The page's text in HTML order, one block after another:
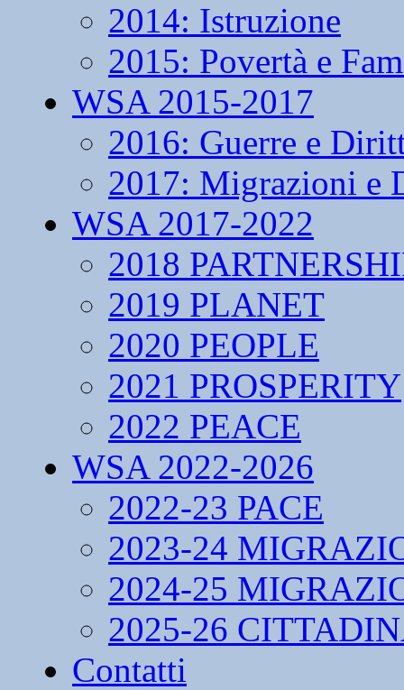
2014: Istruzione
2015: Povertà e
WSA 2015-2017
2016: Guerre e
2017: Migrazioni e
WSA 2017-2022
2018
2019 PLANET
2020 PEOPLE
2021 PROSPERITY
2022 PEACE
WSA 2022-2026
2022-23 PACE
2023-24
2024-25
2025-26
Contatti